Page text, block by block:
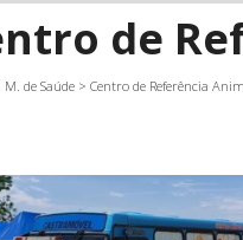
de
M. de Saúde > Centro de Referência